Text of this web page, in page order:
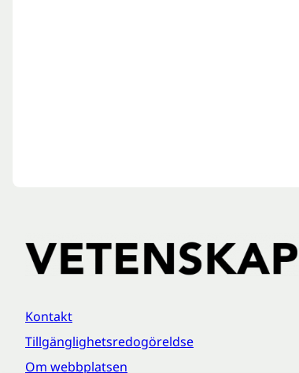
Kontakt
Tillgänglighetsredogöreldse
Om webbplatsen